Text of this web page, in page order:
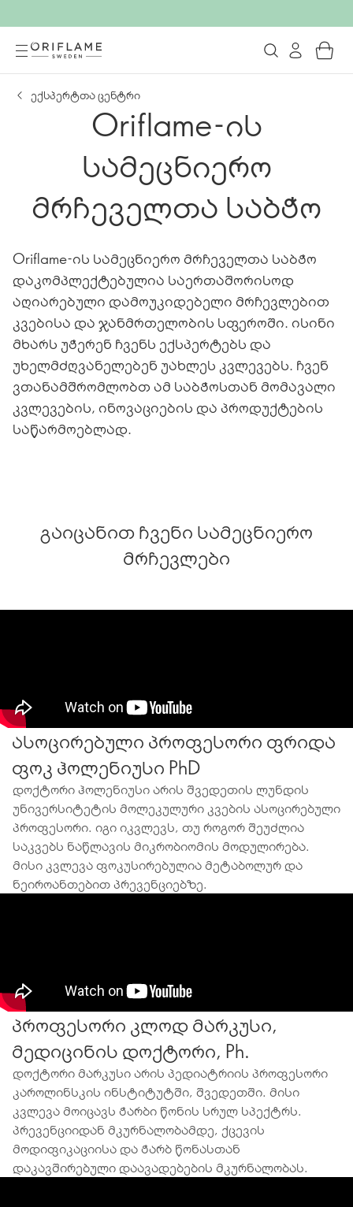
ექსპერტთა ცენტრი
Oriflame-ის
სამეცნიერო
მრჩეველთა საბჭო​​
Oriflame-ის სამეცნიერო მრჩეველთა საბჭო​​
დაკომპლექტებულია საერთაშორისოდ
აღიარებული დამოუკიდებელი მრჩევლებით
კვებისა და ჯანმრთელობის სფეროში. ისინი
მხარს უჭერენ ჩვენს ექსპერტებს და
უხელმძღვანელებენ უახლეს კვლევებს. ჩვენ
ვთანამშრომლობთ ამ საბჭოსთან მომავალი
კვლევების, ინოვაციების და პროდუქტების
საწარმოებლად.
გაიცანით ჩვენი სამეცნიერო
მრჩევლები
ასოცირებული პროფესორი​ ფრიდა
ფოკ ჰოლენიუსი PhD
დოქტორი ჰოლენიუსი არის შვედეთის ლუნდის
უნივერსიტეტის მოლეკულური კვების ასოცირებული
პროფესორი. იგი იკვლევს, თუ როგორ შეუძლია
საკვებს ნაწლავის მიკრობიომის მოდულირება.
მისი კვლევა ფოკუსირებულია მეტაბოლურ და
ნეიროანთებით პრევენციებზე.
პროფესორი კლოდ მარკუსი,
მედიცინის დოქტორი, Ph.
დოქტორი მარკუსი არის პედიატრიის პროფესორი
კაროლინსკის ინსტიტუტში, შვედეთში. მისი
კვლევა მოიცავს ჭარბი წონის სრულ სპექტრს.
პრევენციიდან მკურნალობამდე, ქცევის
მოდიფიკაციისა და ჭარბ წონასთან
დაკავშირებული დაავადებების მკურნალობას.